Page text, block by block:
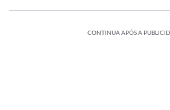
CONTINUA APÓS A